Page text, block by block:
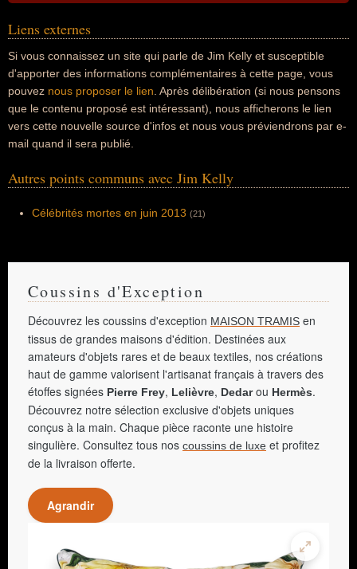
Liens externes
Si vous connaissez un site qui parle de Jim Kelly et susceptible
d'apporter des informations complémentaires à cette page, vous
pouvez nous proposer le lien . Après délibération (si nous pensons
que le contenu proposé est intéressant), nous afficherons le lien
vers cette nouvelle source d'infos et nous vous préviendrons par e-
mail quand il sera publié.
Autres points communs avec Jim Kelly
Célébrités mortes en juin 2013 (21)
Coussins d'Exception
Découvrez les coussins d'exception MAISON TRAMIS en
tissus de grandes maisons d'édition. Destinées aux
amateurs d'objets rares et de beaux textiles, nos créations
haut de gamme valorisent l'artisanat français à travers des
étoffes signées Pierre Frey, Lelièvre, Dedarou Hermès.
Découvrez notre sélection exclusive d'objets uniques
conçus à la main. Chaque pièce raconte une histoire
singulière. Consultez tous nos coussins de luxe et profitez
de la livraison offerte.
Agrandir